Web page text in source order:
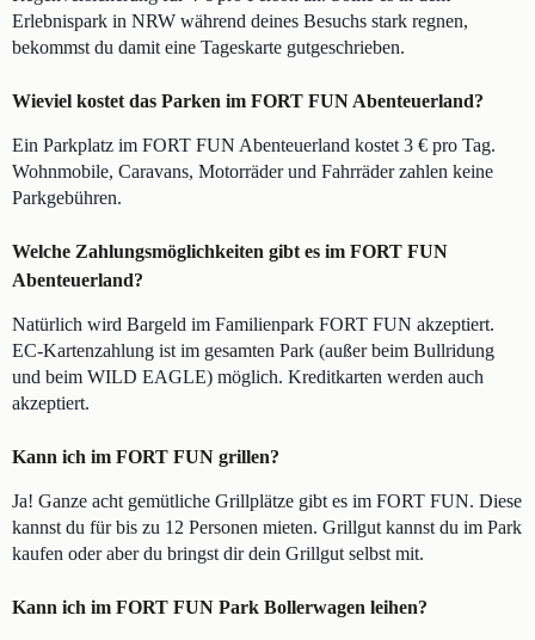
Erlebnispark in NRW während deines Besuchs stark regnen,
bekommst du damit eine Tageskarte gutgeschrieben.
Wieviel kostet das Parken im FORT FUN Abenteuerland?
Ein Parkplatz im FORT FUN Abenteuerland kostet 3 € pro Tag.
Wohnmobile, Caravans, Motorräder und Fahrräder zahlen keine
Parkgebühren.
Welche Zahlungsmöglichkeiten gibt es im FORT FUN
Abenteuerland?
Natürlich wird Bargeld im Familienpark FORT FUN akzeptiert.
EC-Kartenzahlung ist im gesamten Park (außer beim Bullridung
und beim WILD EAGLE) möglich. Kreditkarten werden auch
akzeptiert.
Kann ich im FORT FUN grillen?
Ja! Ganze acht gemütliche Grillplätze gibt es im FORT FUN. Diese
kannst du für bis zu 12 Personen mieten. Grillgut kannst du im Park
kaufen oder aber du bringst dir dein Grillgut selbst mit.
Kann ich im FORT FUN Park Bollerwagen leihen?